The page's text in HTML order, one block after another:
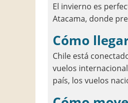
El invierno es
Atacama, donde
Cómo
Chile está
vuelos
país, los vuelos